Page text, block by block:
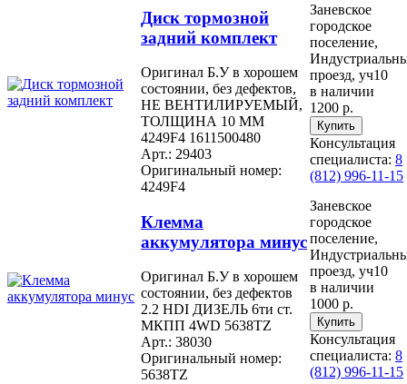
Диск тормозной
задний комплект
Оригинал Б.У в хорошем
состоянии, без дефектов,
НЕ ВЕНТИЛИРУЕМЫЙ,
ТОЛЩИНА 10 ММ
4249F4 1611500480
Арт.: 29403
Оригинальный номер:
4249F4
Заневское
городское
поселение,
проезд, уч10
в наличии
1200 р.
Консультация
специалиста: 8
(812) 996-11-15
Клемма
аккумулятора минус
Оригинал Б.У в хорошем
состоянии, без дефектов
2.2 HDI ДИЗЕЛЬ 6ти ст.
МКПП 4WD 5638TZ
Арт.: 38030
Оригинальный номер:
5638TZ
Заневское
городское
поселение,
проезд, уч10
в наличии
1000 р.
Консультация
специалиста: 8
(812) 996-11-15